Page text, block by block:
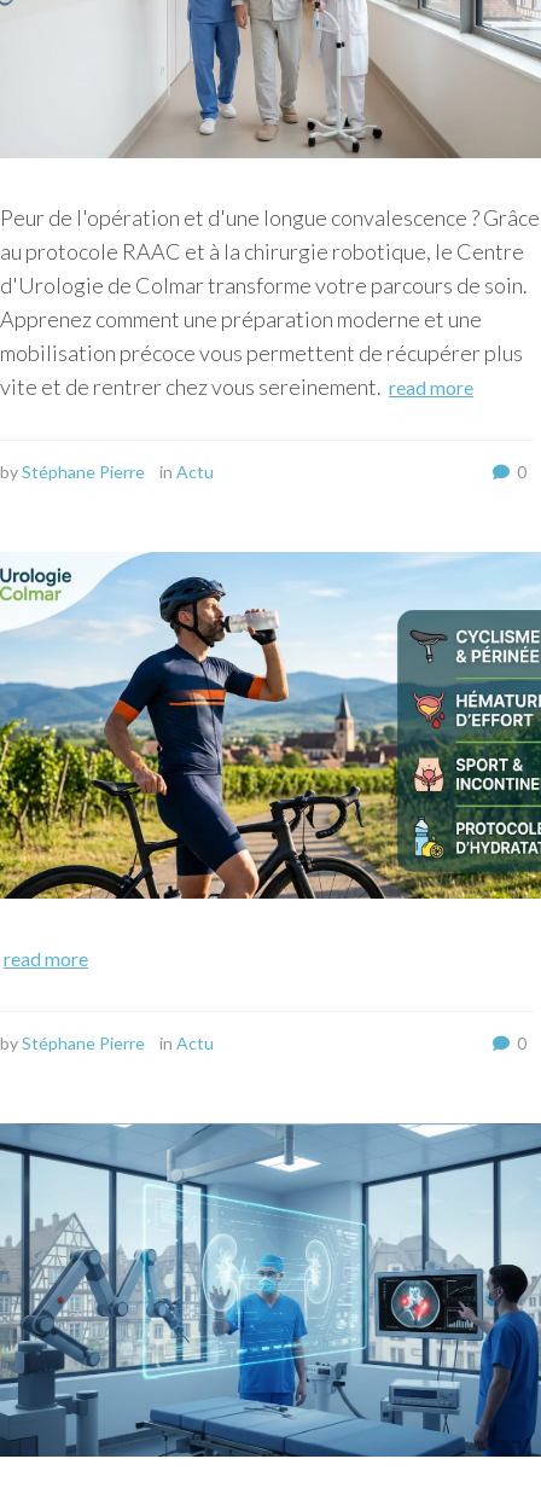
Peur de l'opération et d'une longue convalescence ? Grâce
au protocole RAAC et à la chirurgie robotique, le Centre
d'Urologie de Colmar transforme votre parcours de soin.
Apprenez comment une préparation moderne et une
mobilisation précoce vous permettent de récupérer plus
vite et de rentrer chez vous sereinement. read more
byStéphane Pierre in Actu 0
read more
byStéphane Pierre in Actu 0